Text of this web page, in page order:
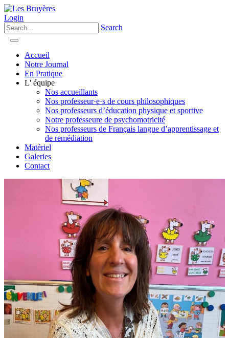
Login
Search
Accueil
Notre Journal
En Pratique
L' équipe
Nos accueillants
Nos professeur·e·s de cours philosophiques
Nos professeurs d’éducation physique et sportive
Notre professeure de psychomotricité
Nos professeurs de Français langue d’apprentissage et
de remédiation
Matériel
Galeries
Contact